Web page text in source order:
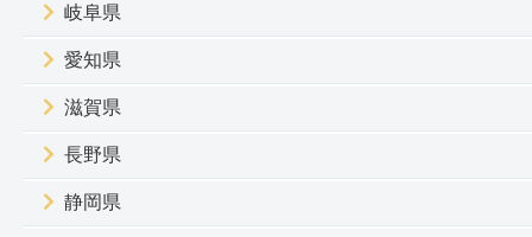
岐阜県
愛知県
滋賀県
長野県
静岡県